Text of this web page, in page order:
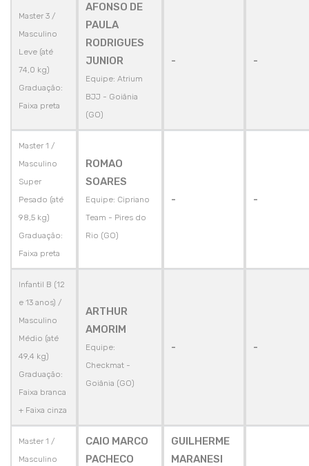
Master 3 /
Masculino
Leve (até
74,0 kg)
Graduação:
Faixa preta
AFONSO DE
PAULA
RODRIGUES
JUNIOR
Equipe: Atrium
BJJ - Goiânia
(GO)
- -
Master 1 /
Masculino
Super
Pesado (até
98,5 kg)
Graduação:
Faixa preta
ROMAO
SOARES
Equipe: Cipriano
Team - Pires do
Rio (GO)
- -
Infantil B (12
e 13 anos) /
Masculino
Médio (até
49,4 kg)
Graduação:
Faixa branca
+ Faixa cinza
ARTHUR
AMORIM
Equipe:
Checkmat -
Goiânia (GO)
- -
Master 1 /
Masculino
CAIO MARCO
PACHECO
GUILHERME
MARANESI